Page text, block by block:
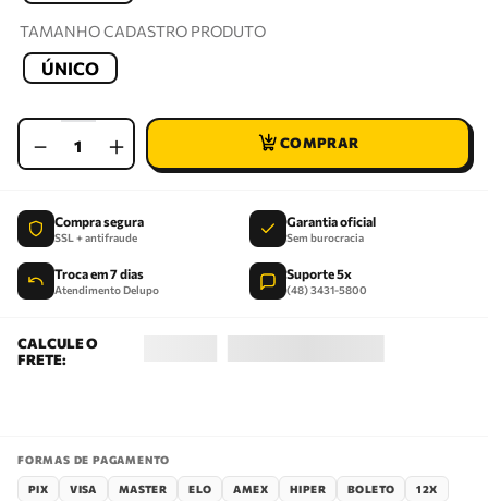
TAMANHO CADASTRO PRODUTO
ÚNICO
＋
－
Compra segura
SSL + antifraude
Garantia oficial
Sem burocracia
Troca em 7 dias
Atendimento Delupo
Suporte 5x
(48) 3431-5800
FORMAS DE PAGAMENTO
PIX VISA MASTER ELO AMEX HIPER BOLETO 12X